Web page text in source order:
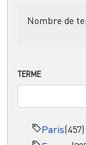
Nombre de
TERME
Paris(457)